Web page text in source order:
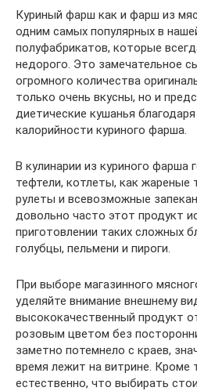
Куриный фарш как и фарш из
одним самых популярных в
полуфабрикатов, которые
недорого. Это замечательное
огромного количества
только очень вкусны, но и
диетические кушанья
калорийности куриного фарша.
В кулинарии из куриного фарша
тефтели, котлеты, как жареные
рулеты и всевозможные
довольно часто этот продукт
приготовлении таких сложных
голубцы, пельмени и пироги.
При выборе магазинного
уделяйте внимание внешнему
высококачественный продукт
розовым цветом без
заметно потемнело с краев,
время лежит на витрине. Кроме
естественно, что выбирать